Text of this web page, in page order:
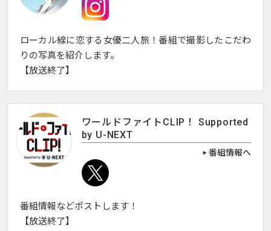
ローカル線に恋する女優二人旅！番組で撮影したこだわ
りの写真を紹介します。
【放送終了】
ワールドファイトCLIP！ Supported
by U-NEXT
番組情報へ
番組情報などポストします！
【放送終了】